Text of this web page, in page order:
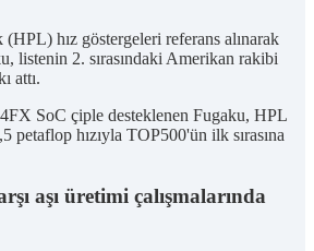
hız göstergeleri referans alınarak
listenin 2. sırasındaki Amerikan rakibi
attı.
SoC çiple desteklenen Fugaku, HPL
petaflop hızıyla TOP500'ün ilk sırasına
aşı üretimi çalışmalarında